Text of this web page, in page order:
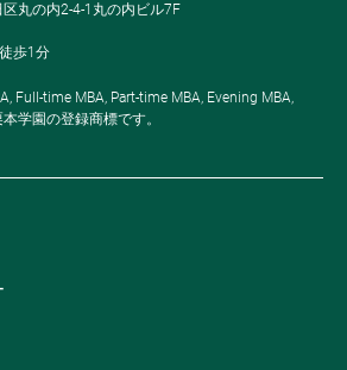
丸の内2-4-1丸の内ビル7F
歩1分
Full-time MBA, Part-time MBA, Evening MBA,
学園の登録商標です。